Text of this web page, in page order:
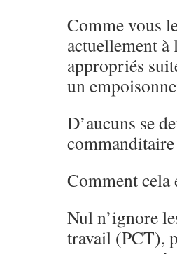
Comme vous
actuellement à
appropriés
un
D’aucuns se
Comment
Nul n’ignore
travail (PCT),